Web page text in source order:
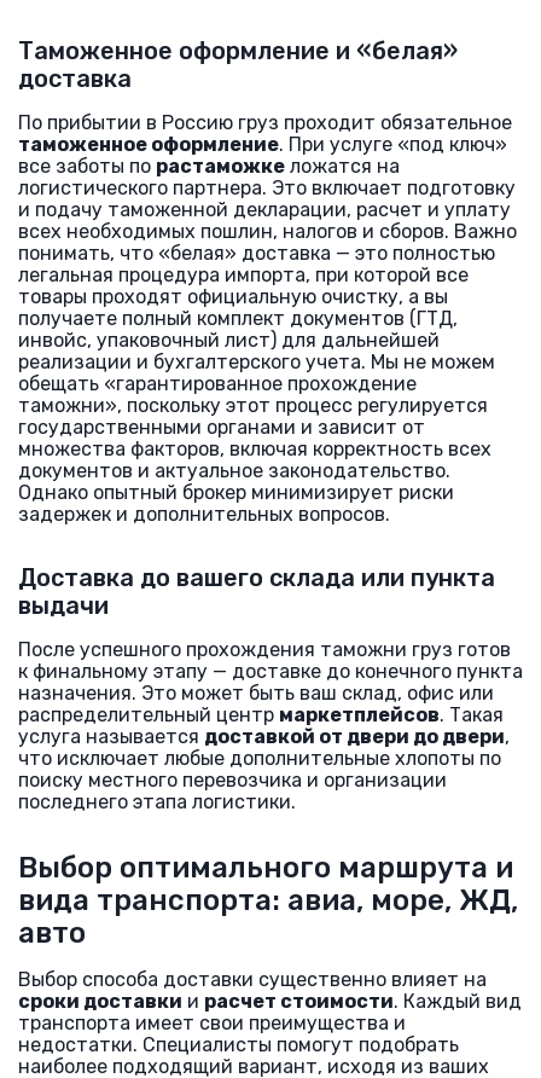
Таможенное оформление и «белая»
доставка
По прибытии в Россию груз проходит обязательное
таможенное оформление. При услуге «под ключ»
все заботы по растаможке ложатся на
логистического партнера. Это включает подготовку
и подачу таможенной декларации, расчет и уплату
всех необходимых пошлин, налогов и сборов. Важно
понимать, что «белая» доставка — это полностью
легальная процедура импорта, при которой все
товары проходят официальную очистку, а вы
получаете полный комплект документов (ГТД,
инвойс, упаковочный лист) для дальнейшей
реализации и бухгалтерского учета. Мы не можем
обещать «гарантированное прохождение
таможни», поскольку этот процесс регулируется
государственными органами и зависит от
множества факторов, включая корректность всех
документов и актуальное законодательство.
Однако опытный брокер минимизирует риски
задержек и дополнительных вопросов.
Доставка до вашего склада или пункта
выдачи
После успешного прохождения таможни груз готов
к финальному этапу — доставке до конечного пункта
назначения. Это может быть ваш склад, офис или
распределительный центр маркетплейсов. Такая
услуга называется доставкой от двери до двери,
что исключает любые дополнительные хлопоты по
поиску местного перевозчика и организации
последнего этапа логистики.
Выбор оптимального маршрута и
вида транспорта: авиа, море, ЖД,
авто
Выбор способа доставки существенно влияет на
сроки доставки и расчет стоимости. Каждый вид
транспорта имеет свои преимущества и
недостатки. Специалисты помогут подобрать
наиболее подходящий вариант, исходя из ваших